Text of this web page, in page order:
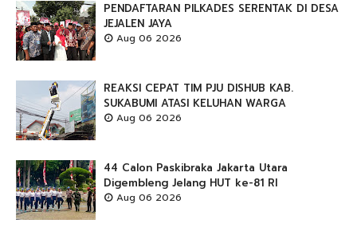
PENDAFTARAN PILKADES SERENTAK DI DESA
JEJALEN JAYA
Aug 06 2026
REAKSI CEPAT TIM PJU DISHUB KAB.
SUKABUMI ATASI KELUHAN WARGA
Aug 06 2026
44 Calon Paskibraka Jakarta Utara
Digembleng Jelang HUT ke-81 RI
Aug 06 2026